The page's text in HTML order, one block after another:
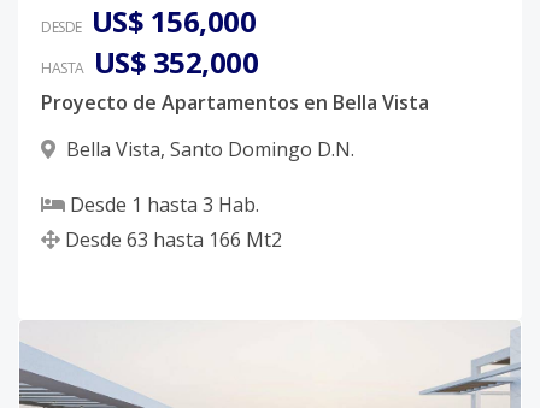
DESDE US$ 156,000
HASTA US$ 352,000
Proyecto de Apartamentos en Bella Vista
Bella Vista, Santo Domingo D.N.
Desde 1 hasta 3 Hab.
Desde 63 hasta 166 Mt2